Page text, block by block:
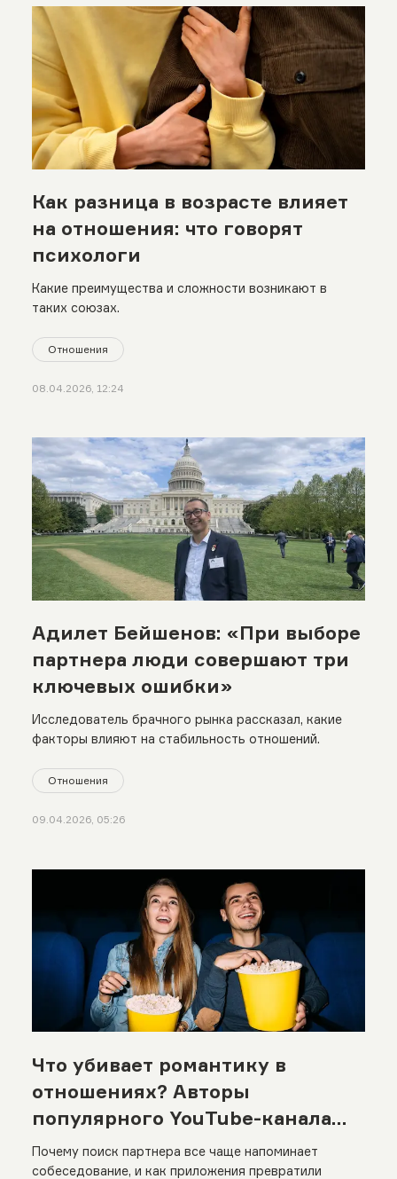
Как разница в возрасте влияет
на отношения: что говорят
психологи
Какие преимущества и сложности возникают в
таких союзах.
Отношения
08.04.2026, 12:24
Адилет Бейшенов: «При выборе
партнера люди совершают три
ключевых ошибки»
Исследователь брачного рынка рассказал, какие
факторы влияют на стабильность отношений.
Отношения
09.04.2026, 05:26
Что убивает романтику в
отношениях? Авторы
популярного YouTube-канала
назвали главные причины
Почему поиск партнера все чаще напоминает
собеседование, и как приложения превратили